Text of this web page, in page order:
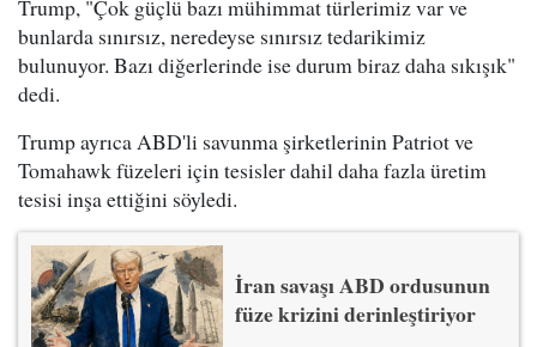
Trump, "Çok güçlü bazı mühimmat türlerimiz var ve
bunlarda sınırsız, neredeyse sınırsız tedarikimiz
bulunuyor. Bazı diğerlerinde ise durum biraz daha sıkışık"
dedi.
Trump ayrıca ABD'li savunma şirketlerinin Patriot ve
Tomahawk füzeleri için tesisler dahil daha fazla üretim
tesisi inşa ettiğini söyledi.
İran savaşı ABD ordusunun
füze krizini derinleştiriyor